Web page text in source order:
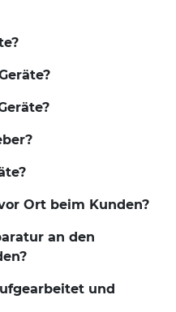
Ort beim Kunden?
an den
und